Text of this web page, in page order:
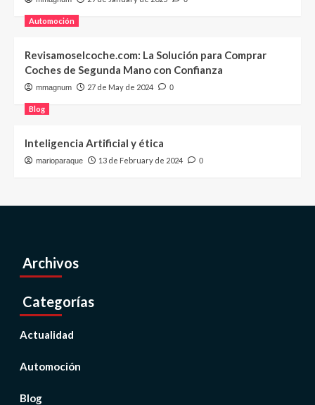
Automoción
Revisamoselcoche.com: La Solución para Comprar
Coches de Segunda Mano con Confianza
mmagnum 27 de May de 2024 0
Blog
Inteligencia Artificial y ética
marioparaque 13 de February de 2024 0
Archivos
Categorías
Actualidad
Automoción
Blog